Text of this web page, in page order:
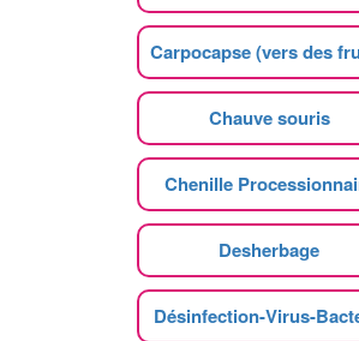
Carpocapse (vers des
Chauve souris
Chenille
Desherbage
Désinfection-Virus-